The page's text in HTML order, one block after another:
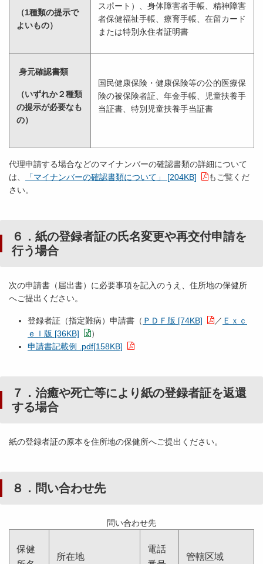
（1種類の提示で
よいもの）
スポート）、身体障害者手帳、精神障害
者保健福祉手帳、療育手帳、在留カード
または特別永住者証明書
身元確認書類
（いずれか２種類
の提示が必要なも
の）
国民健康保険・健康保険等の公的医療保
険の被保険者証、年金手帳、児童扶養手
当証書、特別児童扶養手当証書
代理申請する場合などのマイナンバーの確認書類の詳細について
は、
「マイナンバーの確認書類について」 [204KB]
もご覧くだ
さい。
６．紙の登録者証の氏名変更や再交付申請を
行う場合
次の申請書（届出書）に必要事項を記入のうえ、住所地の保健所
へご提出ください。
登録者証（指定難病）申請書（ ＰＤＦ版 [74KB] ／ Ｅｘｃ
ｅｌ版 [36KB]
）
申請書記載例 .pdf[158KB]
７．治癒や死亡等により紙の登録者証を返還
する場合
紙の登録者証の原本を住所地の保健所へご提出ください。
８．問い合わせ先
問い合わせ先
保健
所在地
電話
管轄区域